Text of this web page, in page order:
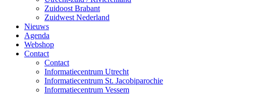
Zuidoost Brabant
Zuidwest Nederland
Nieuws
Agenda
Webshop
Contact
Contact
Informatiecentrum Utrecht
Informatiecentrum St. Jacobiparochie
Informatiecentrum Vessem